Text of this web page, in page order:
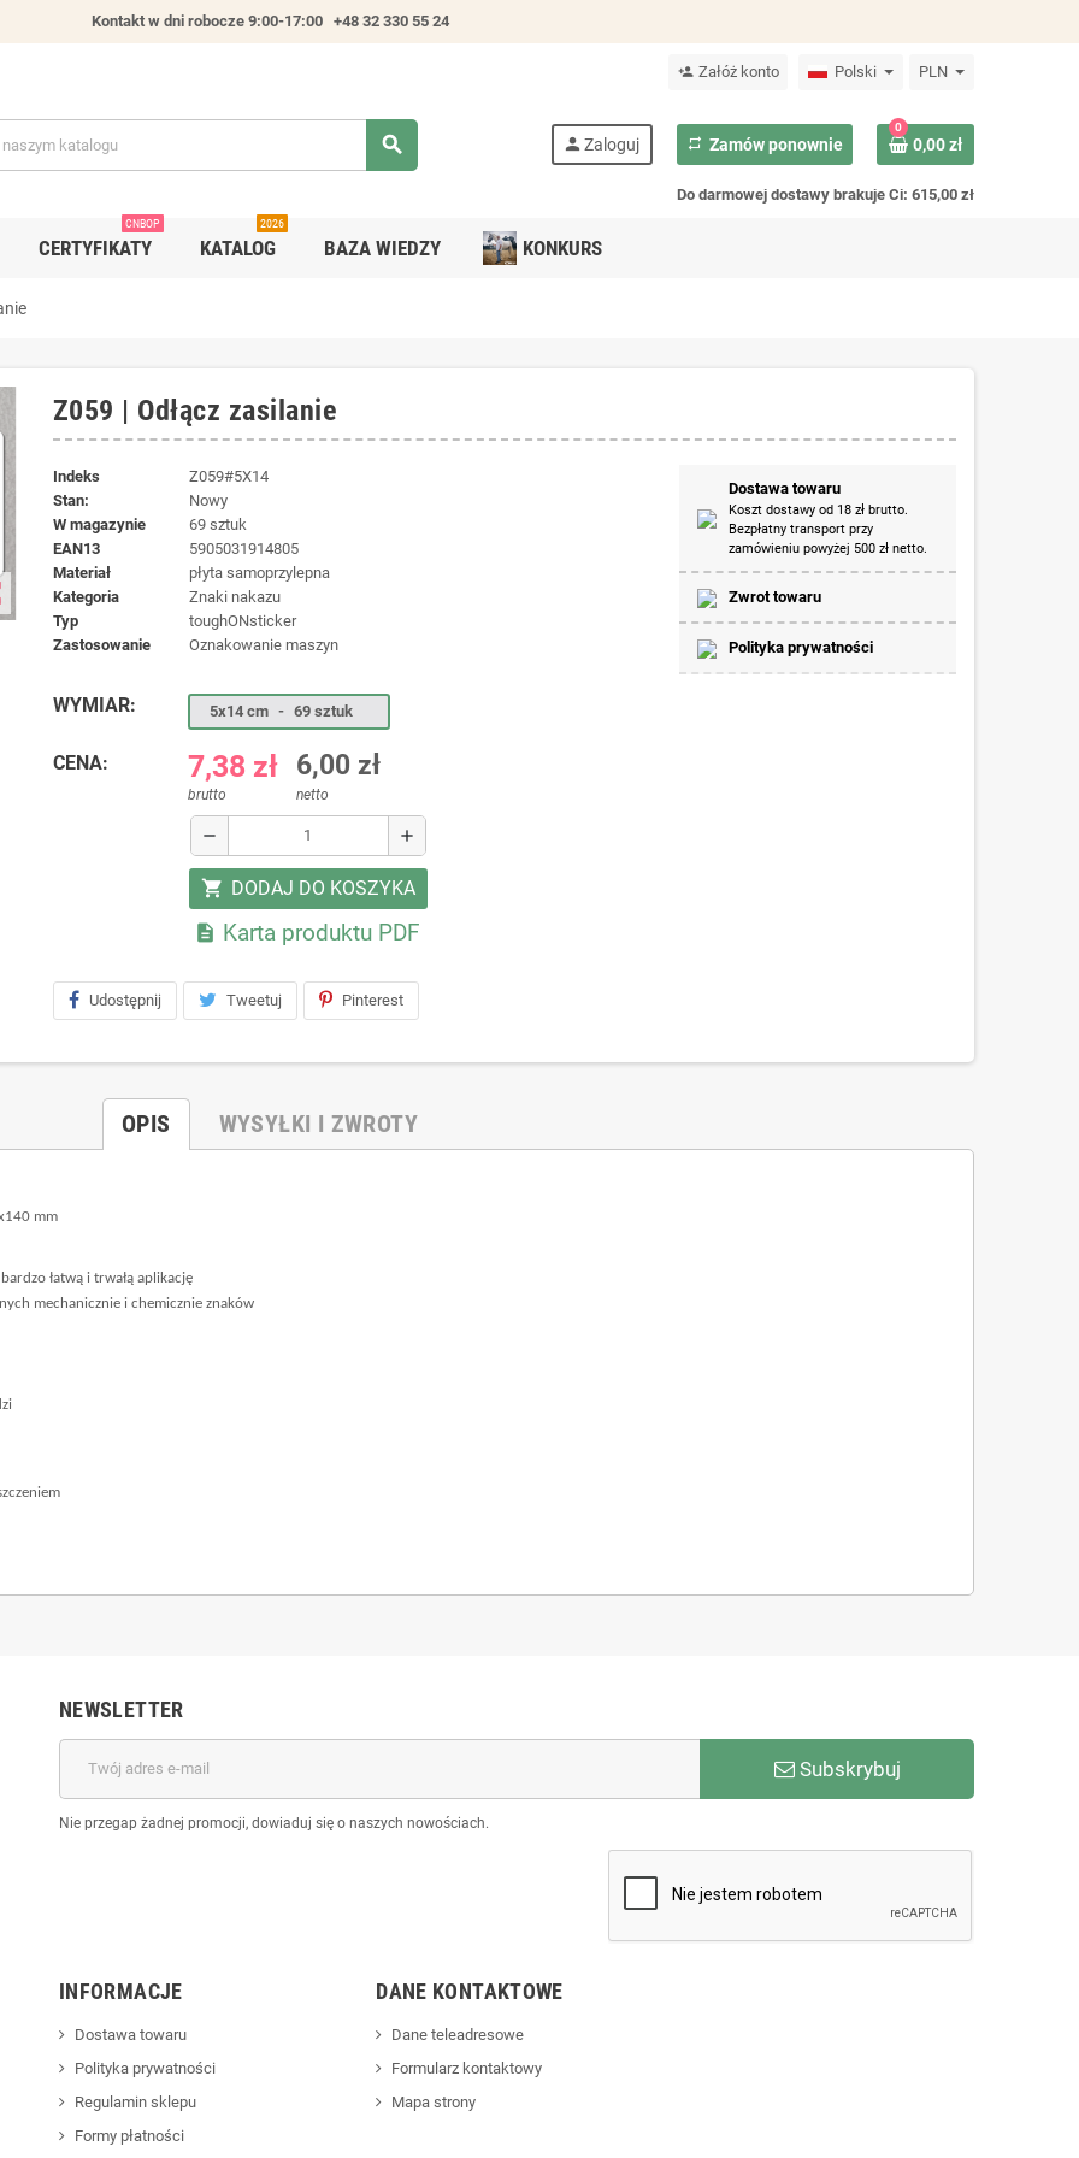
Kontakt w dni robocze 9:00-17:00 +48 32 330 55 24
person_add Załóż konto Polski PLN
search person Zaloguj repeat Zamów ponownie
0
0,00 zł
Do darmowej dostawy brakuje Ci: 615,00 zł
CERTYFIKATY
CNBOP
KATALOG
2026
BAZA WIEDZY KONKURS
Z059 | Odłącz zasilanie
Indeks
Z059#5X14
Stan:
Nowy
W magazynie
69 sztuk
EAN13
5905031914805
materiał
płyta samoprzylepna
kategoria
Znaki nakazu
typ
toughONsticker
zastosowanie
Oznakowanie maszyn
WYMIAR: 5x14 cm - 69 sztuk
CENA: 7,38 zł
brutto
6,00 zł
netto
remove add
shopping_cart DODAJ DO KOSZYKA
 Karta produktu PDF
Udostępnij Tweetuj Pinterest
Dostawa towaru
Koszt dostawy od 18 zł brutto.
Bezpłatny transport przy
zamówieniu powyżej 500 zł netto.
Zwrot towaru
Polityka prywatności
OPIS WYSYŁKI I ZWROTY
mm
łatwą i trwałą aplikację
mechanicznie i chemicznie znaków
NEWSLETTER
Subskrybuj
Nie przegap żadnej promocji, dowiaduj się o naszych nowościach.
INFORMACJE
Dostawa towaru
Polityka prywatności
Regulamin sklepu
Formy płatności
DANE KONTAKTOWE
Dane teleadresowe
Formularz kontaktowy
Mapa strony